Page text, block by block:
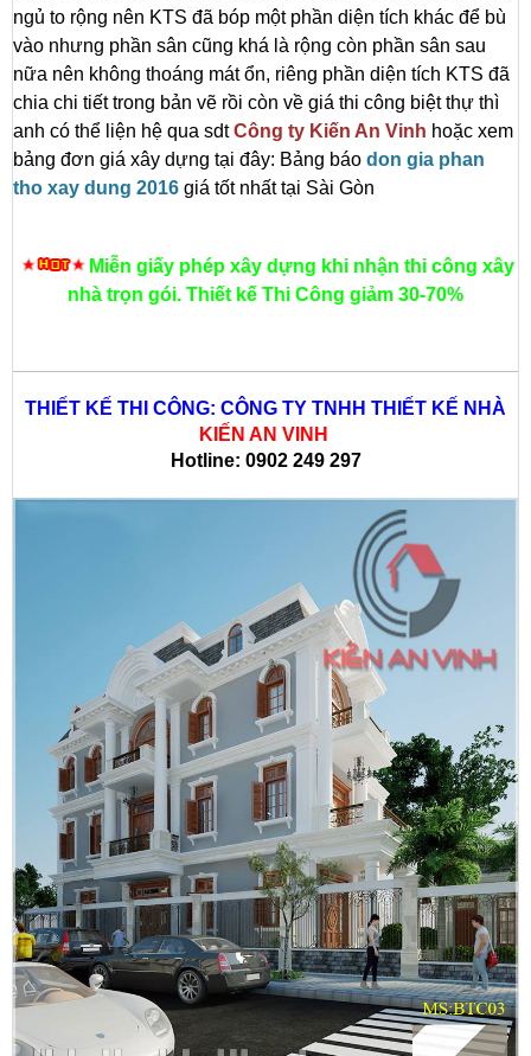
ngủ to rộng nên KTS đã bóp một phần diện tích khác để bù
vào nhưng phần sân cũng khá là rộng còn phần sân sau
nữa nên không thoáng mát ổn, riêng phần diện tích KTS đã
chia chi tiết trong bản vẽ rồi còn về giá thi công biệt thự thì
anh có thể liện hệ qua sdtCông ty Kiến An Vinh hoặc xem
bảng đơn giá xây dựng tại đây: Bảng báo don gia phan
tho xay dung 2016 giá tốt nhất tại Sài Gòn
Miễn giấy phép xây dựng khi nhận thi công xây
nhà trọn gói. Thiết kế Thi Công giảm 30-70%
THIẾT KẾ THI CÔNG: CÔNG TY TNHH THIẾT KẾ NHÀ
KIẾN AN VINH
Hotline: 0902 249 297